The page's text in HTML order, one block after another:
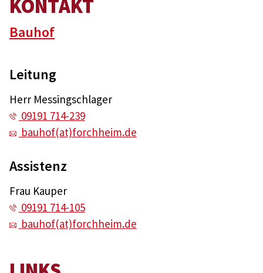
KONTAKT
Bauhof
Leitung
Herr Messingschlager
09191 714-239
bauhof(at)forchheim.de
Assistenz
Frau Kauper
09191 714-105
bauhof(at)forchheim.de